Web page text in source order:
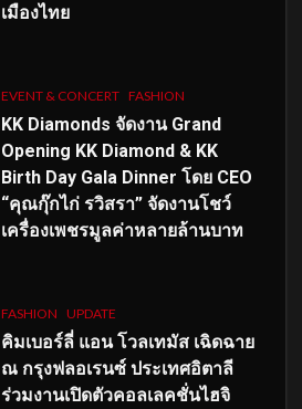
เมืองไทย
EVENT & CONCERT FASHION
KK Diamonds จัดงาน Grand
Opening KK Diamond & KK
Birth Day Gala Dinner โดย CEO
“คุณกุ๊กไก่ รวิสรา” จัดงานโชว์
เครื่องเพชรมูลค่าหลายล้านบาท
FASHION UPDATE
คิมเบอร์ลี่ แอน โวลเทมัส เฉิดฉาย
ณ กรุงฟลอเรนซ์ ประเทศอิตาลี
ร่วมงานเปิดตัวคอลเลคชั่นไฮจิ